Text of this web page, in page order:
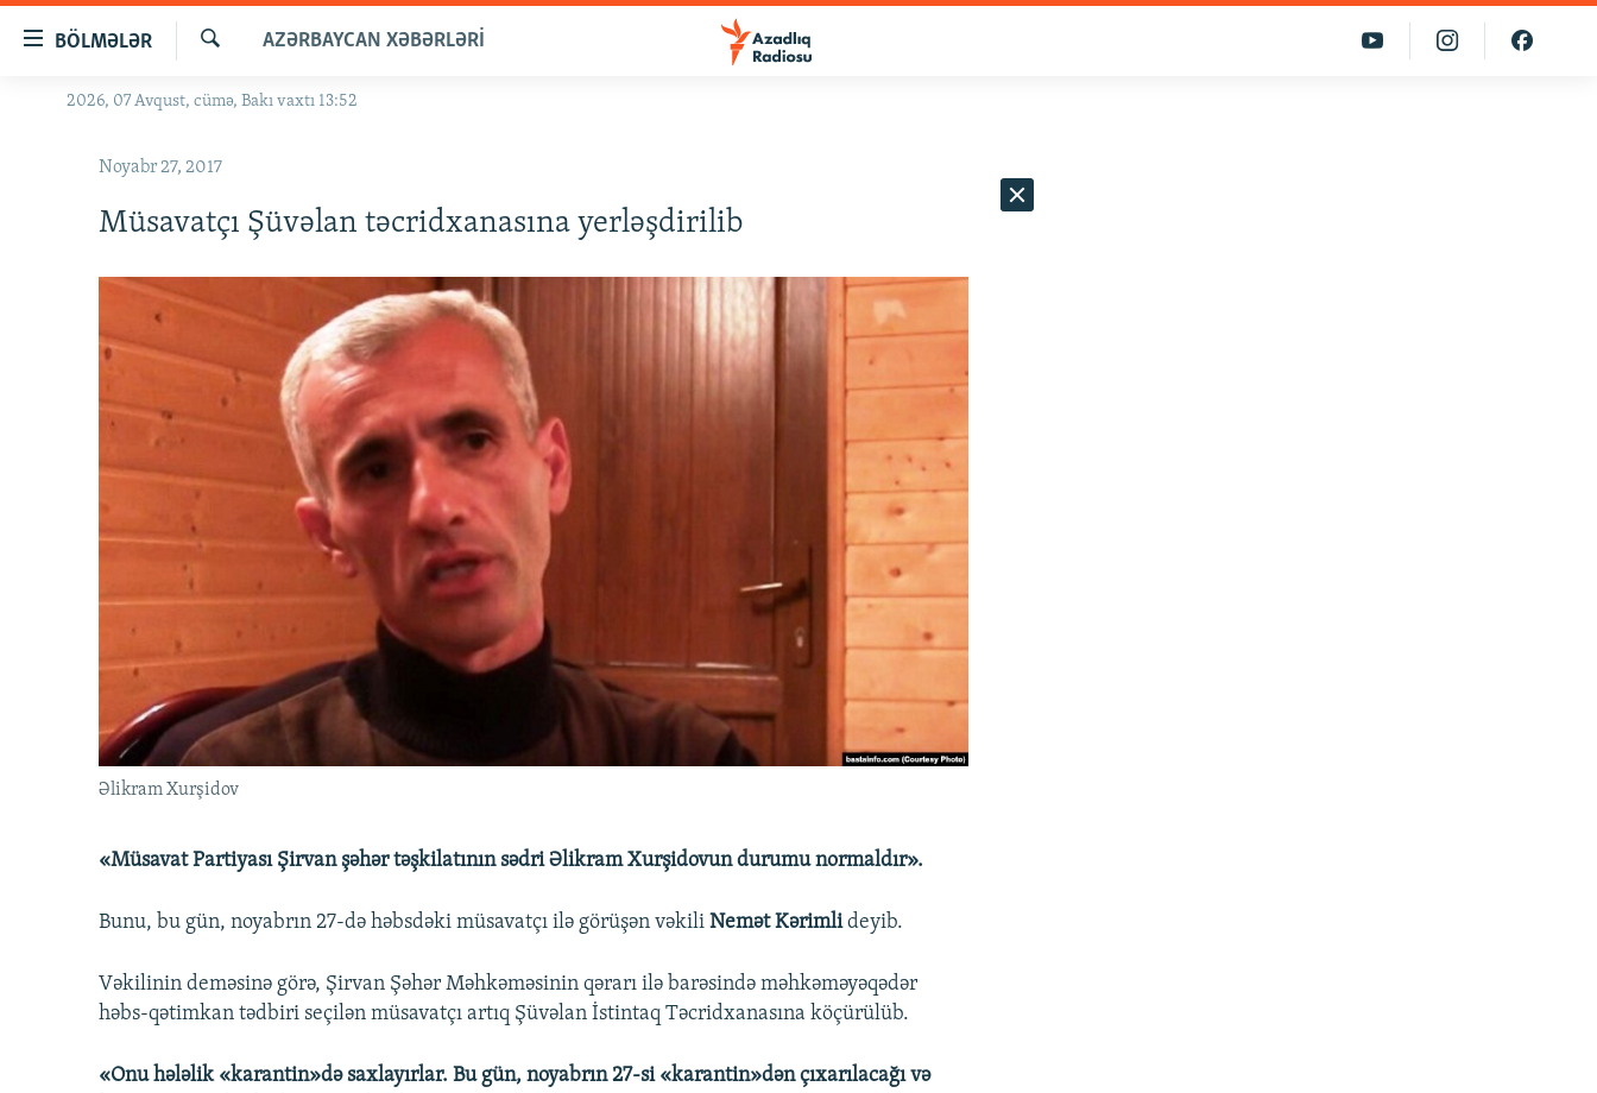
naviqasiyaya
BÖLMƏLƏR
GÜNDƏM
#ƏSLINDƏ
FƏRQƏ BAX
QANUNI DOĞRU
ARAŞDIRMA
MULTIMEDIA
İNFOQRAFIKA
AZƏRBAYCAN ƏDƏBIYYATI KITABXANASI
İSLAM VƏ DEMOKRATIYA
MISSIYAMIZ
PEŞƏ ETIKASI VƏ JURNALISTIKA
STANDARTLARIMIZ
MATERIALLARIMIZDAN ISTIFADƏ
AZADLIQRADIOSU MOBIL TELEFONUNUZDA
BIZIMLƏ ƏLAQƏ
Axtar
AZƏRBAYCAN XƏBƏRLƏRI
2026, 07 Avqust, cümə, Bakı vaxtı 13:52
Noyabr 27, 2017
Müsavatçı Şüvəlan təcridxanasına yerləşdirilib
Əlikram Xurşidov
«Müsavat Partiyası Şirvan şəhər təşkilatının sədri Əlikram Xurşidovun durumu normaldır».
Bunu, bu gün, noyabrın 27-də həbsdəki müsavatçı ilə görüşən vəkili Nemət Kərimlideyib.
Vəkilinin deməsinə görə, Şirvan Şəhər Məhkəməsinin qərarı ilə barəsində məhkəməyəqədər
həbs-qətimkan tədbiri seçilən müsavatçı artıq Şüvəlan İstintaq Təcridxanasına köçürülüb.
«Onu hələlik «karantin»də saxlayırlar. Bu gün, noyabrın 27-si «karantin»dən çıxarılacağı və